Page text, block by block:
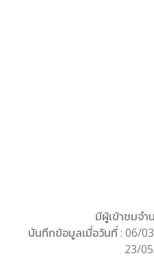
มีผู้เข้าชมจำ
บันทึกข้อมูลเมื่อวันที่ : 06/
23/